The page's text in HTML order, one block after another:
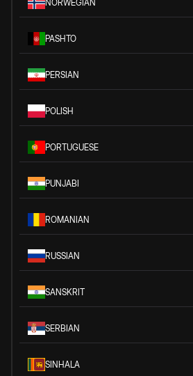
NORWEGIAN
PASHTO
PERSIAN
POLISH
PORTUGUESE
PUNJABI
ROMANIAN
RUSSIAN
SANSKRIT
SERBIAN
SINHALA